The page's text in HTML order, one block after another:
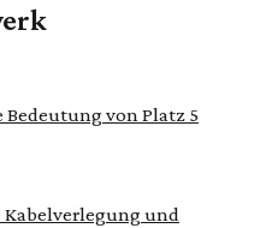
Bedeutung von Platz 5
Kabelverlegung und